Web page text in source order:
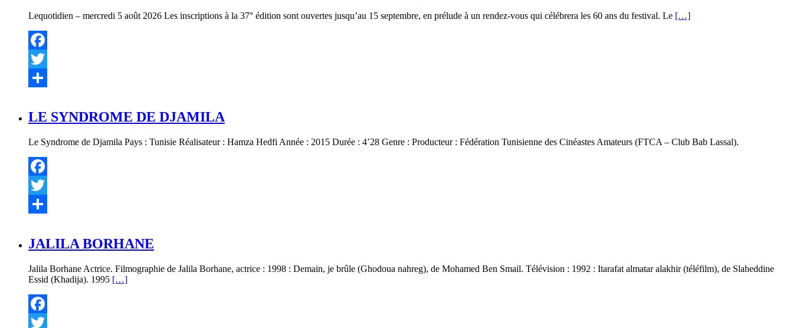
Lequotidien – mercredi 5 août 2026 Les inscriptions à la 37° édition sont ouvertes jusqu’au 15 septembre, en prélude à un rendez-vous qui célébrera les 60 ans du festival. Le […]
Facebook
Twitter
LE SYNDROME DE DJAMILA
Le Syndrome de Djamila Pays : Tunisie Réalisateur : Hamza Hedfi Année : 2015 Durée : 4’28 Genre : Producteur : Fédération Tunisienne des Cinéastes Amateurs (FTCA – Club Bab Lassal).
Facebook
Twitter
JALILA BORHANE
Jalila Borhane Actrice. Filmographie de Jalila Borhane, actrice : 1998 : Demain, je brûle (Ghodoua nahreg), de Mohamed Ben Smail. Télévision : 1992 : Itarafat almatar alakhir (téléfilm), de Slaheddine
Essid (Khadija). 1995 […]
Facebook